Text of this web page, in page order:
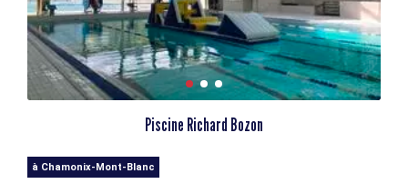
Piscine Richard Bozon
à Chamonix-Mont-Blanc